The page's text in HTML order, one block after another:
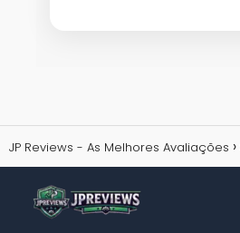
JP Reviews - As Melhores Avaliações